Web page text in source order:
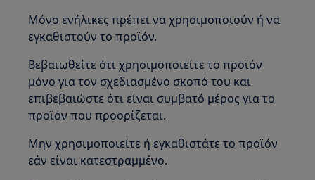
Μόνο ενήλικες πρέπει να χρησιμοποιούν ή να
εγκαθιστούν το προϊόν.
Βεβαιωθείτε ότι χρησιμοποιείτε το προϊόν
μόνο για τον σχεδιασμένο σκοπό του και
επιβεβαιώστε ότι είναι συμβατό μέρος για το
προϊόν που προορίζεται.
Μην χρησιμοποιείτε ή εγκαθιστάτε το προϊόν
εάν είναι κατεστραμμένο.